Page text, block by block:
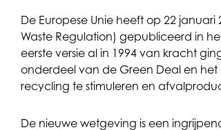
De Europese Unie heeft op 22
Waste Regulation) gepubliceerd in
eerste versie al in 1994 van kracht
onderdeel van de Green Deal en het
recycling te stimuleren en
De nieuwe wetgeving is een